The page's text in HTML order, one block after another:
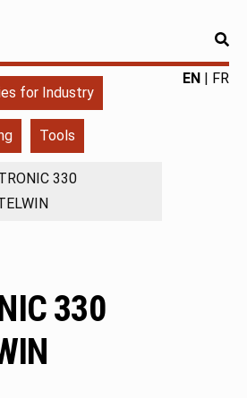
EN
FR
for Industry
Tools
330
330